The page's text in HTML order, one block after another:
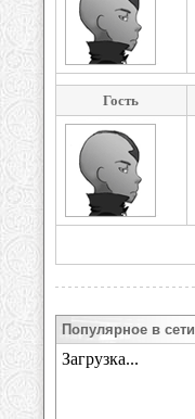
Гость
Популярное в сети